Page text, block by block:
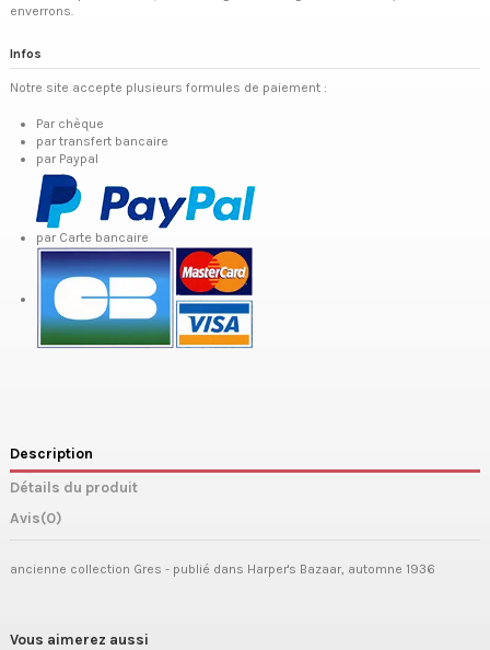
enverrons.
Infos
Notre site accepte plusieurs formules de paiement :
Par chèque
par transfert bancaire
par Paypal
par Carte bancaire
Description
Détails du produit
Avis(0)
ancienne collection Gres - publié dans Harper's Bazaar, automne 1936
Vous aimerez aussi